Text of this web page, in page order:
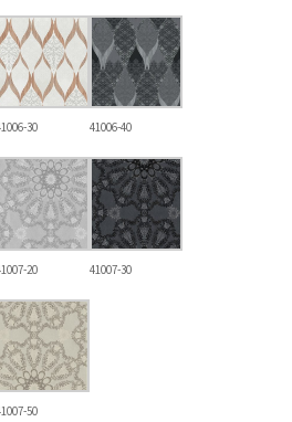
30 41006-40
20 41007-30
50